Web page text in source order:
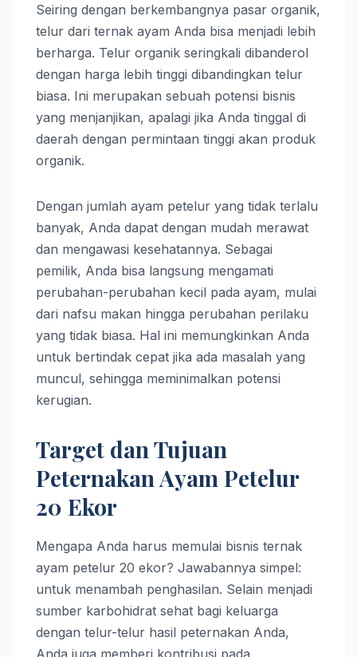
Seiring dengan berkembangnya pasar organik,
telur dari ternak ayam Anda bisa menjadi lebih
berharga. Telur organik seringkali dibanderol
dengan harga lebih tinggi dibandingkan telur
biasa. Ini merupakan sebuah potensi bisnis
yang menjanjikan, apalagi jika Anda tinggal di
daerah dengan permintaan tinggi akan produk
organik.
Dengan jumlah ayam petelur yang tidak terlalu
banyak, Anda dapat dengan mudah merawat
dan mengawasi kesehatannya. Sebagai
pemilik, Anda bisa langsung mengamati
perubahan-perubahan kecil pada ayam, mulai
dari nafsu makan hingga perubahan perilaku
yang tidak biasa. Hal ini memungkinkan Anda
untuk bertindak cepat jika ada masalah yang
muncul, sehingga meminimalkan potensi
kerugian.
Target dan Tujuan
Peternakan Ayam Petelur
20 Ekor
Mengapa Anda harus memulai bisnis ternak
ayam petelur 20 ekor? Jawabannya simpel:
untuk menambah penghasilan. Selain menjadi
sumber karbohidrat sehat bagi keluarga
dengan telur-telur hasil peternakan Anda,
Anda juga memberi kontribusi pada